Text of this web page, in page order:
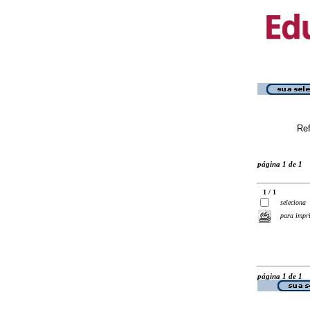
página 1 de 1
1 / 1
seleciona
para
página 1 de 1